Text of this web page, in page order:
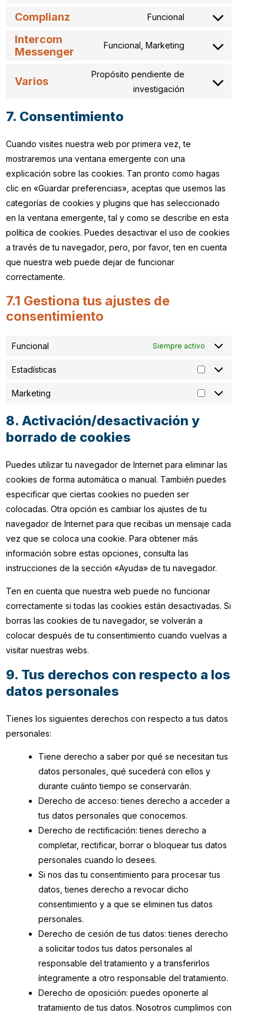
Complianz Funcional
Intercom
Messenger
Funcional, Marketing
Varios
Propósito pendiente de
investigación
7. Consentimiento
Cuando visites nuestra web por primera vez, te
mostraremos una ventana emergente con una
explicación sobre las cookies. Tan pronto como hagas
clic en «Guardar preferencias», aceptas que usemos las
categorías de cookies y plugins que has seleccionado
en la ventana emergente, tal y como se describe en esta
política de cookies. Puedes desactivar el uso de cookies
a través de tu navegador, pero, por favor, ten en cuenta
que nuestra web puede dejar de funcionar
correctamente.
7.1 Gestiona tus ajustes de
consentimiento
Funcional Siempre activo
Estadísticas
Marketing
8. Activación/desactivación y
borrado de cookies
Puedes utilizar tu navegador de Internet para eliminar las
cookies de forma automática o manual. También puedes
especificar que ciertas cookies no pueden ser
colocadas. Otra opción es cambiar los ajustes de tu
navegador de Internet para que recibas un mensaje cada
vez que se coloca una cookie. Para obtener más
información sobre estas opciones, consulta las
instrucciones de la sección «Ayuda» de tu navegador.
Ten en cuenta que nuestra web puede no funcionar
correctamente si todas las cookies están desactivadas. Si
borras las cookies de tu navegador, se volverán a
colocar después de tu consentimiento cuando vuelvas a
visitar nuestras webs.
9. Tus derechos con respecto a los
datos personales
Tienes los siguientes derechos con respecto a tus datos
personales:
Tiene derecho a saber por qué se necesitan tus
datos personales, qué sucederá con ellos y
durante cuánto tiempo se conservarán.
Derecho de acceso: tienes derecho a acceder a
tus datos personales que conocemos.
Derecho de rectificación: tienes derecho a
completar, rectificar, borrar o bloquear tus datos
personales cuando lo desees.
Si nos das tu consentimiento para procesar tus
datos, tienes derecho a revocar dicho
consentimiento y a que se eliminen tus datos
personales.
Derecho de cesión de tus datos: tienes derecho
a solicitar todos tus datos personales al
responsable del tratamiento y a transferirlos
íntegramente a otro responsable del tratamiento.
Derecho de oposición: puedes oponerte al
tratamiento de tus datos. Nosotros cumplimos con